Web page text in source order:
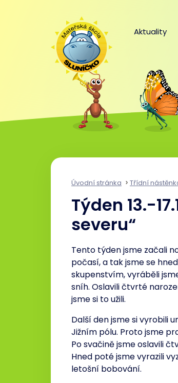
Aktuality
Úvodní stránka Třídní
Týden 13.-
severu“
Tento týden jsme začali
počasí, a tak jsme se
skupenstvím, vyráběli
sníh. Oslavili čtvrté
jsme si to užili.
Další den jsme si vyrobili
Jižním pólu. Proto jsme
Po svačině jsme oslavili
Hned poté jsme vyrazili
letošní bobování.